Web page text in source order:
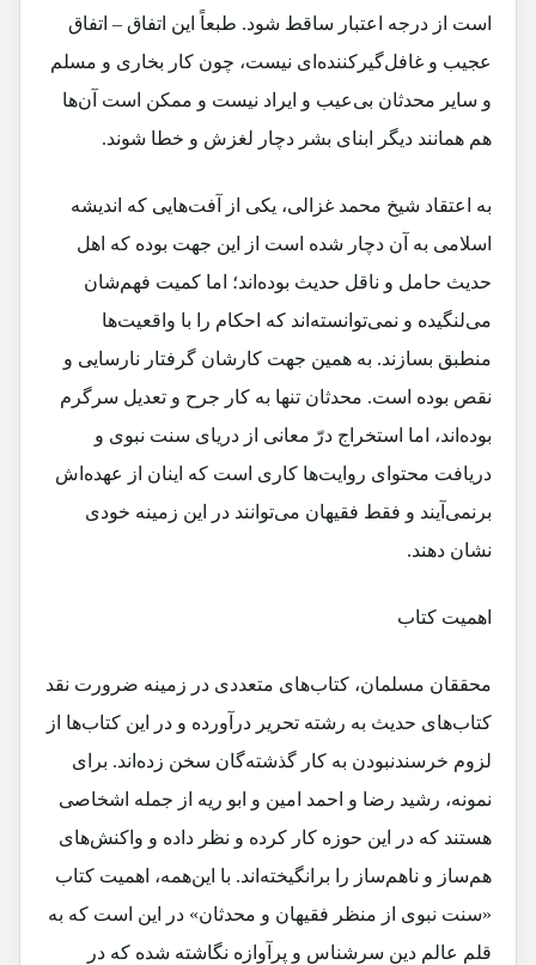
است از درجه اعتبار ساقط شود. طبعاً این اتفاق – اتفاق
عجیب و غافل‌گیر‌کننده‌ای نیست، چون کار بخاری و مسلم
و سایر محدثان بی‌عیب و ایراد نیست و ممکن است آن‌ها
هم همانند دیگر ابنای بشر دچار لغزش و خطا شوند.
به اعتقاد شیخ محمد غزالی، یکی از آفت‌هایی که اندیشه
اسلامی به آن دچار شده است از این جهت بوده که اهل
حدیث حامل و ناقل حدیث بوده‌اند؛ اما کمیت فهم‌شان
می‌لنگیده و نمی‌توانسته‌اند که احکام را با واقعیت‌ها
منطبق بسازند. به همین جهت کارشان گرفتار نارسایی و
نقص بوده است. محدثان تنها به کار جرح و تعدیل سرگرم
بوده‌اند، اما استخراج درّ معانی از دریای سنت نبوی و
دریافت محتوای روایت‌ها کاری است که اینان از عهده‌اش
برنمی‌آیند و فقط فقیهان می‌توانند در این زمینه خودی
نشان دهند.
اهمیت کتاب
محققان مسلمان، کتاب‌های متعددی در زمینه ضرورت نقد
کتاب‌های حدیث به رشته تحریر در‌آورده‌ و در این کتاب‌ها از
لزوم خرسندنبودن به کار گذشته‌گان سخن زده‌اند. برای
نمونه، رشید رضا و احمد امین و ابو ریه از جمله اشخاصی
هستند که در این حوزه کار کرده‌ و نظر داده‌ و واکنش‌های
هم‌ساز و ناهم‌ساز را بر‌انگیخته‌اند. با این‌همه، اهمیت کتاب
«سنت نبوی از منظر فقیهان و محدثان» در این است که به
قلم عالم دین سرشناس و پر‌آوازه نگاشته شده که در